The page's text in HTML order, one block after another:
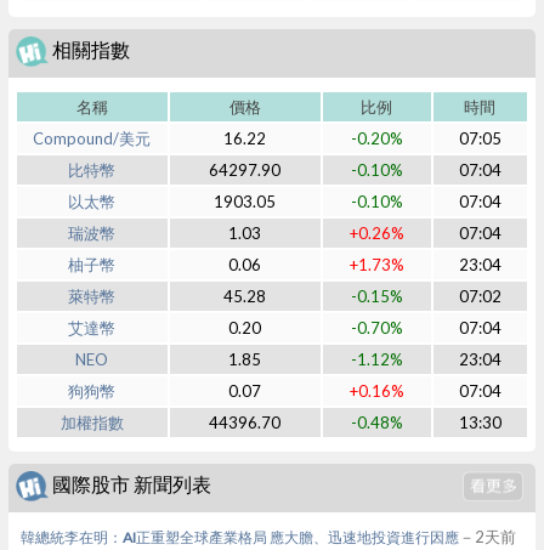
相關指數
名稱 價格 比例
時間
Compound/美元
16.22 -0.20%
07:05
比特幣
64297.90 -0.10%
07:04
以太幣
1903.05 -0.10%
07:04
瑞波幣
1.03 +0.26%
07:04
柚子幣
0.06 +1.73%
23:04
萊特幣
45.28 -0.15%
07:02
艾達幣
0.20 -0.70%
07:04
NEO
1.85 -1.12%
23:04
狗狗幣
0.07 +0.16%
07:04
加權指數
44396.70 -0.48% 13:30
國際股市 新聞列表
韓總統李在明：AI正重塑全球產業格局 應大膽、迅速地投資進行因應－2天前